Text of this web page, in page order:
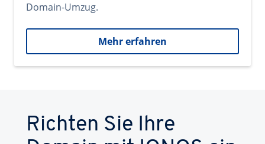
Domain-Umzug.
Mehr erfahren
Richten Sie Ihre